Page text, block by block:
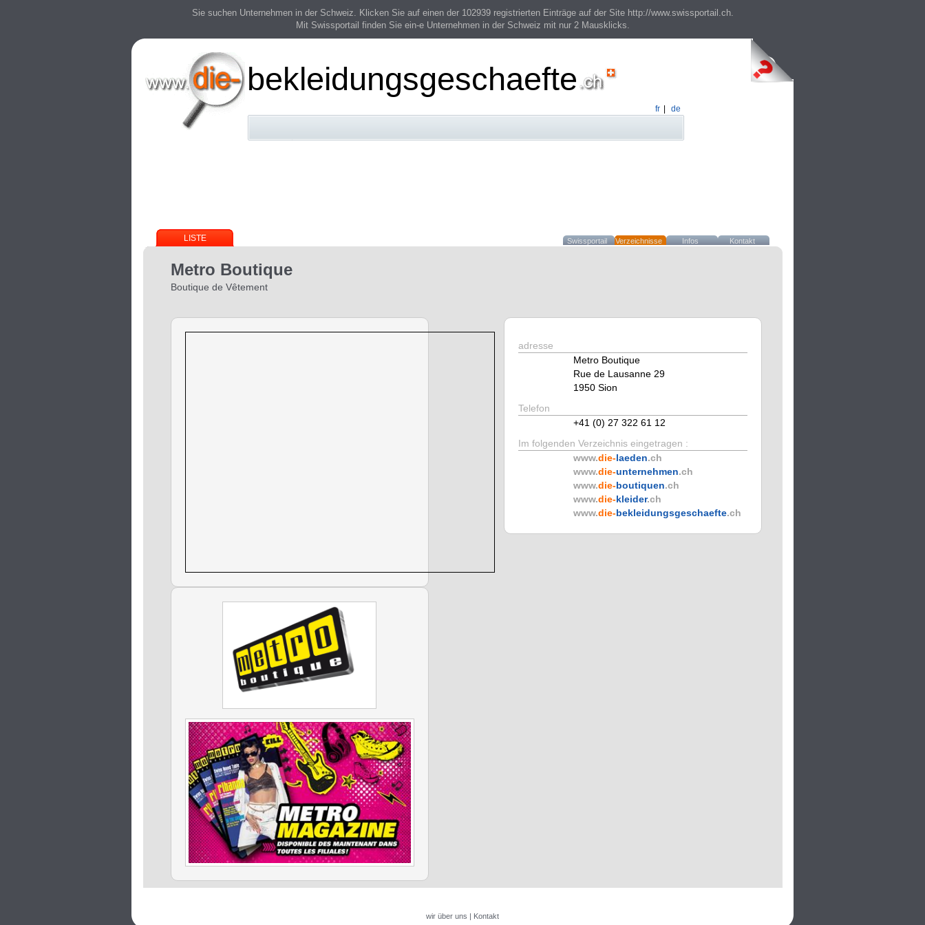
Sie suchen Unternehmen in der Schweiz. Klicken Sie auf einen der 102939 registrierten Einträge auf der Site http://www.swissportail.ch.
Mit Swissportail finden Sie ein-e Unternehmen in der Schweiz mit nur 2 Mausklicks.
bekleidungsgeschaefte
fr de
LISTE Swissportail Verzeichnisse Infos Kontakt
Metro Boutique
Boutique de Vêtement
adresse
Metro Boutique
Rue de Lausanne 29
1950 Sion
Telefon
+41 (0) 27 322 61 12
Im folgenden Verzeichnis eingetragen :
www.die-laeden.ch
www.die-unternehmen.ch
www.die-boutiquen.ch
www.die-kleider.ch
www.die-bekleidungsgeschaefte.ch
wir über uns | Kontakt